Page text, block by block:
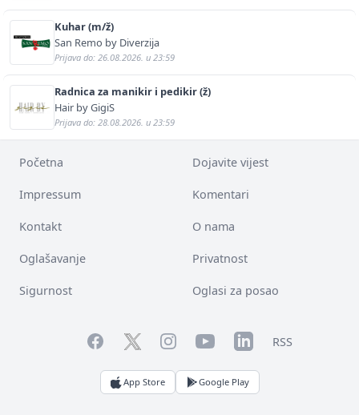
Kuhar (m/ž)
San Remo by Diverzija
Prijava do: 26.08.2026. u 23:59
Radnica za manikir i pedikir (ž)
Hair by GigiS
Prijava do: 28.08.2026. u 23:59
Početna Dojavite vijest
Impressum Komentari
Kontakt O nama
Oglašavanje Privatnost
Sigurnost Oglasi za posao
FacebookTwitterInstagramYouTubeLinkedInRSS
App Store Google Play